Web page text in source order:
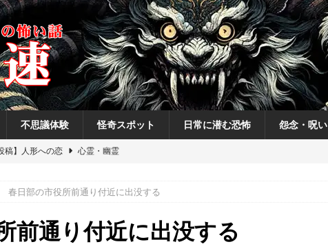
不思議体験 怪奇スポット 日常に潜む恐怖 怨念・呪い
稿】人形への恋
心霊・幽霊
ケゥ
都市伝説
ータウン祟り神
怨念・呪い
】厄祓い 怨念・呪い
春日部の市役所前通り付近に出没する
前通り付近に出没する